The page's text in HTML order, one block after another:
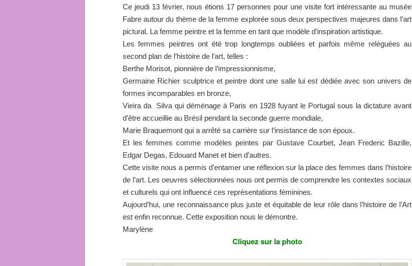
Ce jeudi 13 février, nous étions 17 personnes pour une visite fort intéressante au musée
Fabre autour du thème de la femme explorée sous deux perspectives majeures dans l’art
pictural. La femme peintre et la femme en tant que modèle d’inspiration artistique.
Les femmes peintres ont été trop longtemps oubliées et parfois même reléguées au
second plan de l’histoire de l’art, telles :
Berthe Morisot, pionnière de l’impressionnisme,
Germaine Richier sculptrice et peintre dont une salle lui est dédiée avec son univers de
formes incomparables en bronze,
Vieira da Silva qui déménage à Paris en 1928 fuyant le Portugal sous la dictature avant
d’être accueillie au Brésil pendant la seconde guerre mondiale,
Marie Braquemont qui a arrêté sa carrière sur l’insistance de son époux.
Et les femmes comme modèles peintes par Gustave Courbet, Jean Frederic Bazille,
Edgar Degas, Edouard Manet et bien d’autres.
Cette visite nous a permis d’entamer une réflexion sur la place des femmes dans l’histoire
de l’art. Les oeuvres sélectionnées nous ont permis de comprendre les contextes sociaux
et culturels qui ont influencé ces représentations féminines.
Aujourd’hui, une reconnaissance plus juste et équitable de leur rôle dans l’histoire de l’Art
est enfin reconnue. Cette exposition nous le démontre.
Marylène
Cliquez sur la photo